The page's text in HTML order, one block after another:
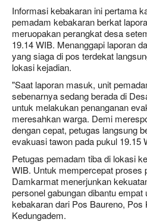
Informasi kebakaran ini pertama
pemadam kebakaran berkat
meruopakan perangkat desa
19.14 WIB. Menanggapi laporan
yang siaga di pos terdekat
lokasi kejadian.
"Saat laporan masuk, unit
sebenarnya sedang berada di
untuk melakukan penanganan
meresahkan warga. Demi
dengan cepat, petugas langsung
evakuasi tawon pada pukul 19.15
Petugas pemadam tiba di lokasi
WIB. Untuk mempercepat proses
Damkarmat menerjunkan
personel gabungan dibantu
kebakaran dari Pos Baureno, Pos
Kedungadem.